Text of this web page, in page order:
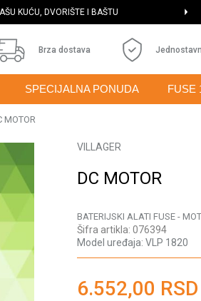
KUĆU, DVORIŠTE I BAŠTU
Brza dostava
SPECIJALNA PONUDA FUSE
MOTOR
VILLAGER
DC MOTOR
BATERIJSKI ALATI FUSE -
Šifra artikla: 076394
Model uređaja: VLP 1820
6.552,00 RSD